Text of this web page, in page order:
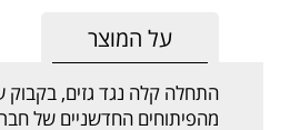
על המוצר
התחלה קלה נגד גזים,